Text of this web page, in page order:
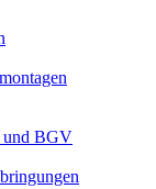
und BGV